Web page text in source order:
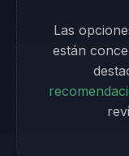
Las
están